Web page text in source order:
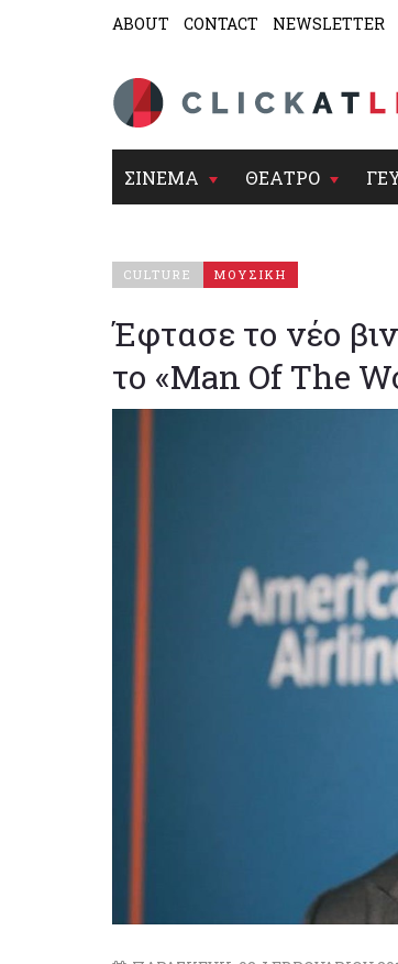
ABOUT CONTACT NEWSLETTER
ΣΙΝΕΜΑ ΘΕΑΤΡΟ
CULTURE ΜΟΥΣΙΚΗ
Έφτασε το νέο
το «Man Of The